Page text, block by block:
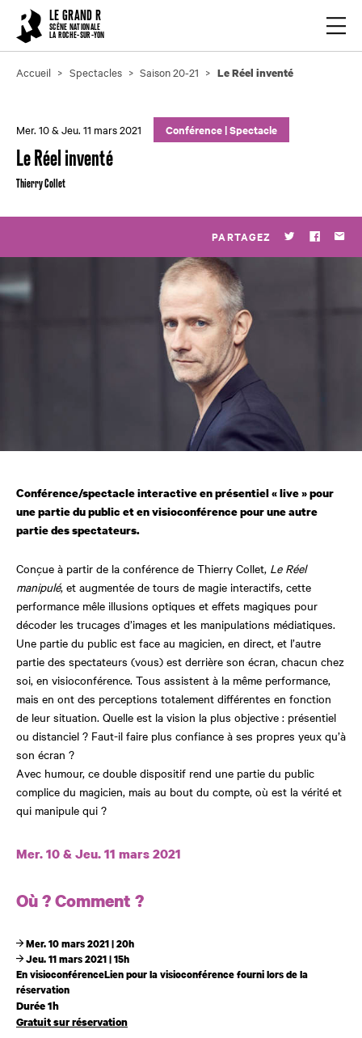
LE GRAND R
SCÈNE NATIONALE
LA ROCHE-SUR-YON
Accueil Spectacles Saison 20-21 Le Réel inventé
Mer. 10 & Jeu. 11 mars 2021 Conférence | Spectacle
Le Réel inventé
Thierry Collet
PARTAGEZ Twitter
Conférence/spectacle interactive en présentiel « live » pour
une partie du public et en visioconférence pour une autre
partie des spectateurs.
Conçue à partir de la conférence de Thierry Collet, Le Réel
manipulé, et augmentée de tours de magie interactifs, cette
performance mêle illusions optiques et effets magiques pour
décoder les trucages d’images et les manipulations médiatiques.
Une partie du public est face au magicien, en direct, et l’autre
partie des spectateurs (vous) est derrière son écran, chacun chez
soi, en visioconférence. Tous assistent à la même performance,
mais en ont des perceptions totalement différentes en fonction
de leur situation. Quelle est la vision la plus objective : présentiel
ou distanciel ? Faut-il faire plus confiance à ses propres yeux qu’à
son écran ?
Avec humour, ce double dispositif rend une partie du public
complice du magicien, mais au bout du compte, où est la vérité et
qui manipule qui ?
Dates et horaires
Mer. 10 & Jeu. 11 mars 2021
Où ? Comment ?
Mer. 10 mars 2021 | 20h
Jeu. 11 mars 2021 | 15h
En visioconférenceLien pour la visioconférence fourni lors de la
réservation
Durée 1h
Gratuit sur réservation
Cookies management panel